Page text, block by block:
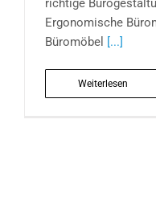
richtige
Ergonomische
Büromöbel
[...]
Weiterlesen